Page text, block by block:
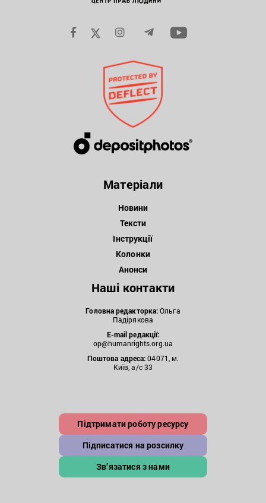
Матеріали
Новини
Тексти
Інструкції
Колонки
Анонси
Наші контакти
Головна редакторка:Ольга
Падірякова
E-mail редакції:
op@humanrights.org.ua
Поштова адреса:04071, м.
Київ, а/с 33
Підтримати роботу ресурсу
Підписатися на розсилку
Зв’язатися з нами